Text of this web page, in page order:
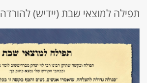
תפילה למוצאי שבת (יידיש) להורדה